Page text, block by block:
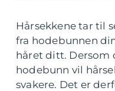
Hårsekkene tar til
fra hodebunnen
håret ditt. Dersom
hodebunn vil
svakere. Det er